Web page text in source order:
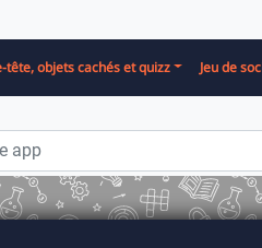
tête, objets cachés et quizz Jeu de